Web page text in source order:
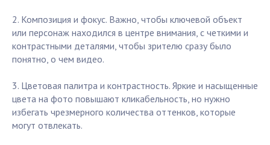
2. Композиция и фокус. Важно, чтобы ключевой объект
или персонаж находился в центре внимания, с четкими и
контрастными деталями, чтобы зрителю сразу было
понятно, о чем видео.
3. Цветовая палитра и контрастность. Яркие и насыщенные
цвета на фото повышают кликабельность, но нужно
избегать чрезмерного количества оттенков, которые
могут отвлекать.